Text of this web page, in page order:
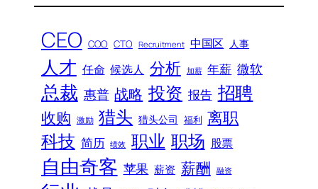
CEO COO CTO Recruitment 中国区 人事
人才 任命 候选人 分析 加薪 年薪 微软
总裁 惠普 战略 投资 报告 招聘
收购 激励 猎头 猎头公司 福利 离职
科技 简历 绩效 职业 职场 股票
自由奇客 苹果 薪资 薪酬 融资